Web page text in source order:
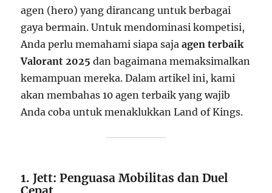
agen (hero) yang dirancang untuk berbagai
gaya bermain. Untuk mendominasi kompetisi,
Anda perlu memahami siapa sajaagen terbaik
Valorant 2025 dan bagaimana memaksimalkan
kemampuan mereka. Dalam artikel ini, kami
akan membahas 10 agen terbaik yang wajib
Anda coba untuk menaklukkan Land of Kings.
1. Jett: Penguasa Mobilitas dan Duel